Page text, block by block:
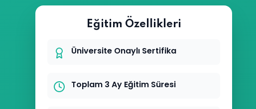
Eğitim Özellikleri
Üniversite Onaylı Sertifika
Toplam 3 Ay Eğitim Süresi